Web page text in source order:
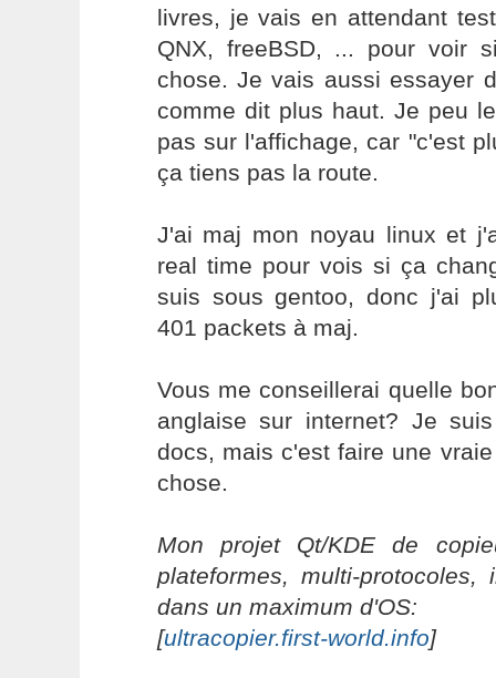
livres, je vais en attendant
QNX, freeBSD, ... pour voir
chose. Je vais aussi essayer
comme dit plus haut. Je peu
pas sur l'affichage, car "c'est
ça tiens pas la route.
J'ai maj mon noyau linux et
real time pour vois si ça
suis sous gentoo, donc j'ai
401 packets à maj.
Vous me conseillerai quelle
anglaise sur internet? Je
docs, mais c'est faire une
chose.
Mon projet Qt/KDE de
plateformes, multi-protocoles,
dans un maximum d'OS:
[ultracopier.first-world.info]